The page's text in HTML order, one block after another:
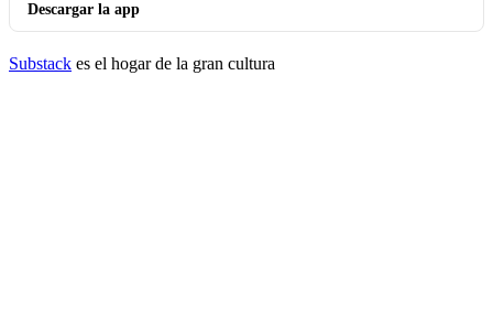
Descargar la app
Substack es el hogar de la gran cultura